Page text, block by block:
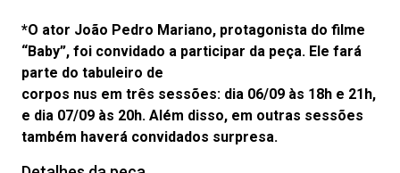
*O ator João Pedro Mariano, protagonista do filme
“Baby”, foi convidado a participar da peça. Ele fará
parte do tabuleiro de
corpos nus em três sessões: dia 06/09 às 18h e 21h,
e dia 07/09 às 20h. Além disso, em outras sessões
também haverá convidados surpresa.